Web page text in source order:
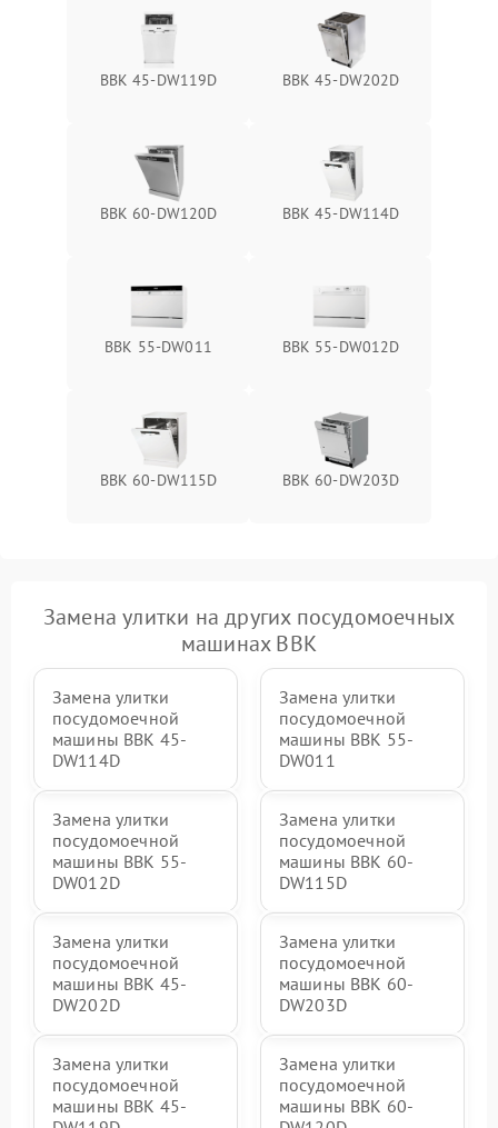
BBK 45-DW119D BBK 45-DW202D
BBK 60-DW120D BBK 45-DW114D
BBK 55-DW011 BBK 55-DW012D
BBK 60-DW115D BBK 60-DW203D
Замена улитки на других посудомоечных
машинах BBK
Замена улитки
посудомоечной
машины BBK 45-
DW114D
Замена улитки
посудомоечной
машины BBK 55-
DW011
Замена улитки
посудомоечной
машины BBK 55-
DW012D
Замена улитки
посудомоечной
машины BBK 60-
DW115D
Замена улитки
посудомоечной
машины BBK 45-
DW202D
Замена улитки
посудомоечной
машины BBK 60-
DW203D
Замена улитки
посудомоечной
машины BBK 45-
Замена улитки
посудомоечной
машины BBK 60-